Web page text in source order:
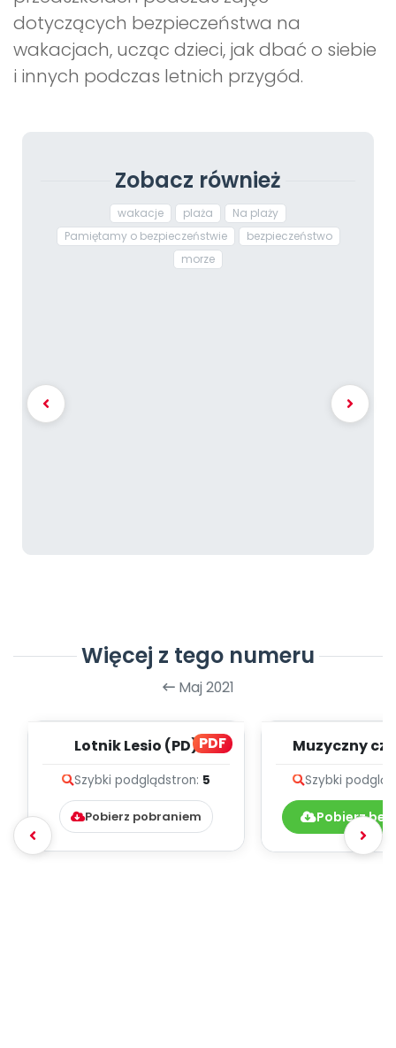
dotyczących bezpieczeństwa na
wakacjach, ucząc dzieci, jak dbać o siebie
i innych podczas letnich przygód.
Zobacz również
wakacje plaża
Na plaży
Pamiętamy o bezpieczeństwie
bezpieczeństwo
morze
Więcej z tego numeru
Maj 2021
PDF
Lotnik Lesio (PD)
Szybki podglądstron: 5
Pobierz pobraniem
Muzyczny
Szybki podgląd
Pobierz